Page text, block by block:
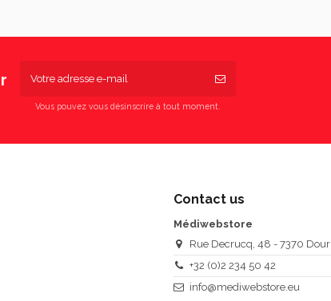
Vous pouvez vous désinscrire à tout moment.
Contact us
Médiwebstore
Rue Decrucq, 48 - 7370 Dour
+32 (0)2 234 50 42
info@mediwebstore.eu